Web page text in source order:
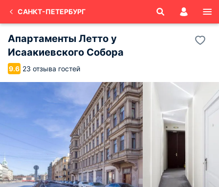
САНКТ-ПЕТЕРБУРГ
Апартаменты Летто у
Исаакиевского Собора
9.6 23 отзыва гостей